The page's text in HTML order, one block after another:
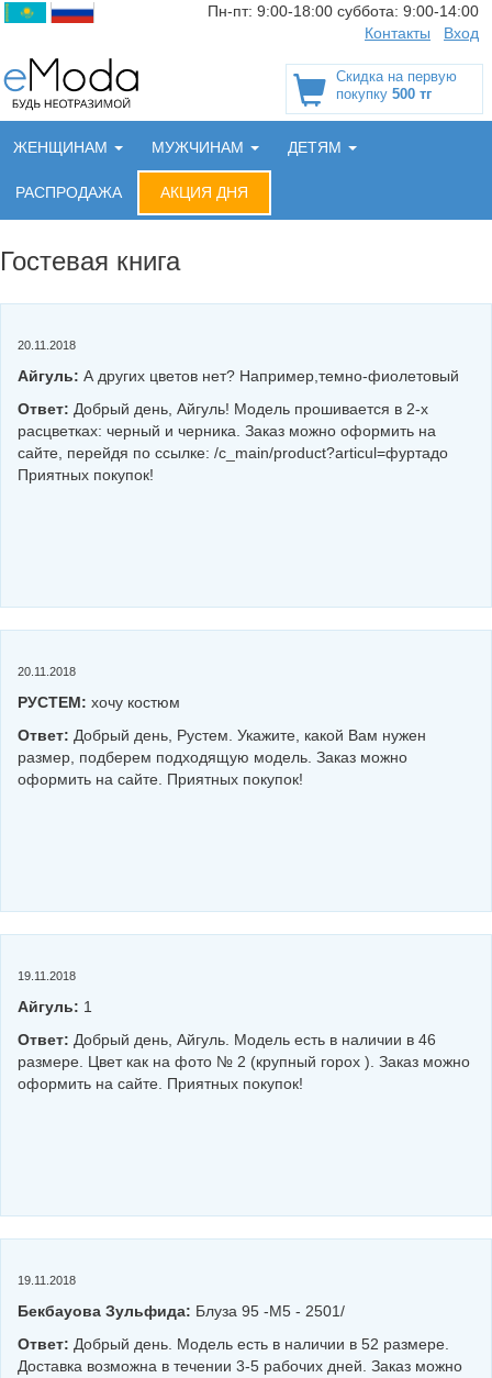
Пн-пт: 9:00-18:00 суббота: 9:00-14:00
Контакты
Вход
Скидка на первую
покупку 500 тг
ЖЕНЩИНАМ МУЖЧИНАМ ДЕТЯМ
РАСПРОДАЖА АКЦИЯ ДНЯ
Гостевая книга
20.11.2018
Айгуль: А других цветов нет? Например,темно-фиолетовый
Ответ: Добрый день, Айгуль! Модель прошивается в 2-х
расцветках: черный и черника. Заказ можно оформить на
сайте, перейдя по ссылке: /c_main/product?articul=фуртадо
Приятных покупок!
20.11.2018
РУСТЕМ: хочу костюм
Ответ: Добрый день, Рустем. Укажите, какой Вам нужен
размер, подберем подходящую модель. Заказ можно
оформить на сайте. Приятных покупок!
19.11.2018
Айгуль: 1
Ответ: Добрый день, Айгуль. Модель есть в наличии в 46
размере. Цвет как на фото № 2 (крупный горох ). Заказ можно
оформить на сайте. Приятных покупок!
19.11.2018
Бекбауова Зульфида: Блуза 95 -М5 - 2501/
Ответ: Добрый день. Модель есть в наличии в 52 размере.
Доставка возможна в течении 3-5 рабочих дней. Заказ можно